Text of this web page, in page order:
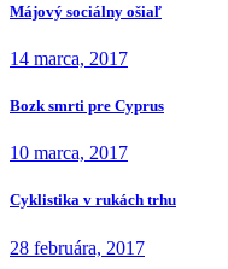
Májový sociálny ošiaľ
14 marca, 2017
Bozk smrti pre Cyprus
10 marca, 2017
Cyklistika v rukách trhu
28 februára, 2017